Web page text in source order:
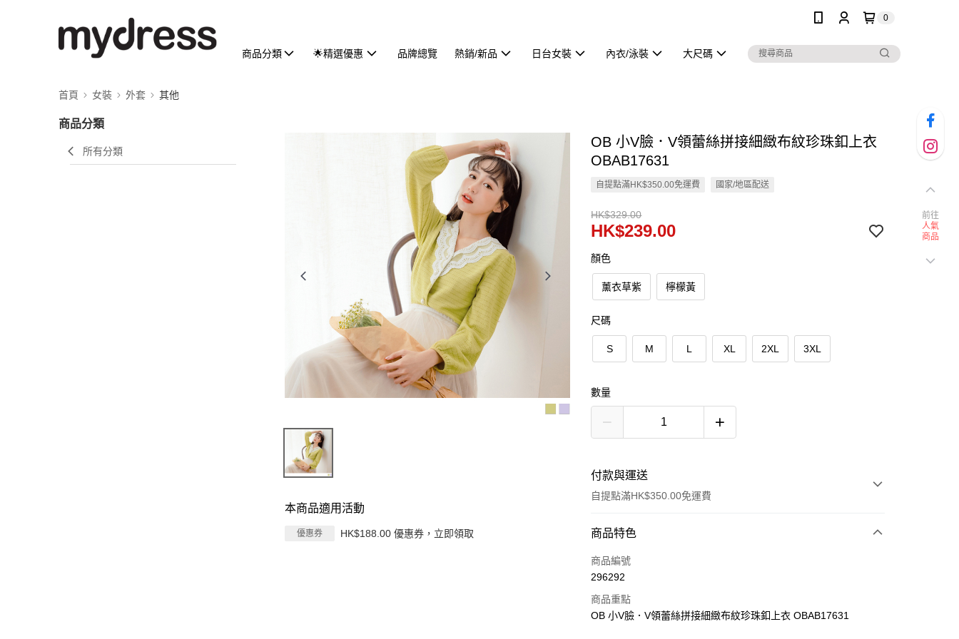
0
商品分類 🌟精選優惠 品牌總覽 熱銷/新品 日台女裝 內衣/泳裝 大尺碼
首頁 女裝 外套 其他
商品分類
所有分類
本商品適用活動
優惠券 HK$188.00 優惠券，立即領取
OB 小V臉．V領蕾絲拼接細緻布紋珍珠釦上衣
OBAB17631
自提點滿HK$350.00免運費 國家/地區配送
HK$329.00
HK$239.00
顏色
薰衣草紫 檸檬黃
尺碼
S M L XL 2XL 3XL
數量
付款與運送
自提點滿HK$350.00免運費
付款方式
信用卡
AlipayHK
商品特色
商品編號
296292
商品重點
OB 小V臉．V領蕾絲拼接細緻布紋珍珠釦上衣 OBAB17631
前往
人氣
商品